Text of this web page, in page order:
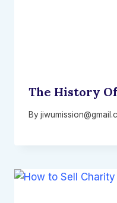
The History
By